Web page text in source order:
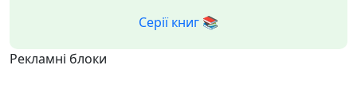
Серії книг 📚
Рекламні блоки